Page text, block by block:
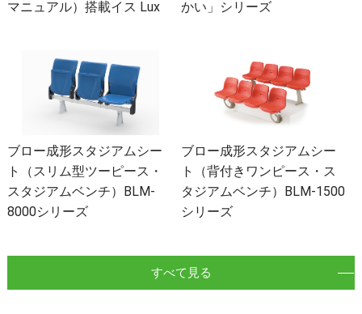
マニュアル）搭載イス Lux
かい」シリーズ
ブロー成形スタジアムシー
ト（スリム型ツーピース・
スタジアムベンチ）BLM-
8000シリーズ
ブロー成形スタジアムシー
ト（背付きワンピース・ス
タジアムベンチ）BLM-1500
シリーズ
すべて見る